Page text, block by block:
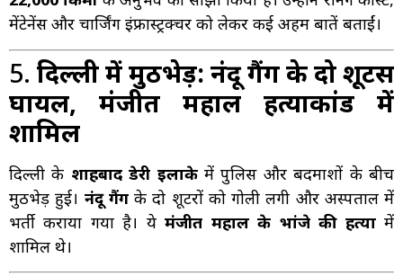
मेंटेनेंस और चार्जिंग इंफ्रास्ट्रक्चर को लेकर कई अहम बातें बताईं।
5. दिल्ली में मुठभेड़: नंदू गैंग के दो शूटर्स
घायल, मंजीत महाल हत्याकांड में
शामिल
दिल्ली के शाहबाद डेरी इलाकेमें पुलिस और बदमाशों के बीच
मुठभेड़ हुई। नंदू गैंगके दो शूटरों को गोली लगी और अस्पताल में
भर्ती कराया गया है। येमंजीत महाल के भांजे की हत्यामें
शामिल थे।